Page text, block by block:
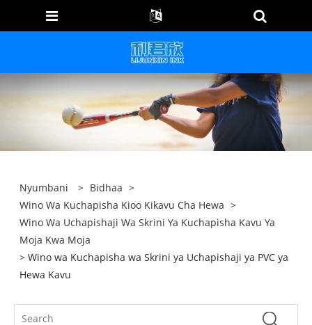
Nyumbani > Bidhaa >
Wino Wa Kuchapisha Kioo Kikavu Cha Hewa >
Wino Wa Uchapishaji Wa Skrini Ya Kuchapisha Kavu Ya
Moja Kwa Moja
> Wino wa Kuchapisha wa Skrini ya Uchapishaji ya PVC ya
Hewa Kavu